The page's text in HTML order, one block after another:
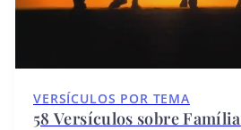
VERSÍCULOS POR TEMA
58 Versículos sobre Família